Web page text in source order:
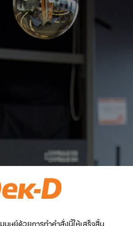
ษย์ด้วยการทำคำสั่งนี้ให้เสร็จสิ้น